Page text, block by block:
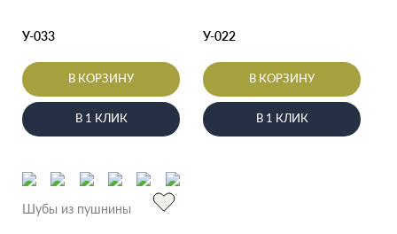
У-033
В КОРЗИНУ
В 1 КЛИК
У-022
В КОРЗИНУ
В 1 КЛИК
Шубы из пушнины